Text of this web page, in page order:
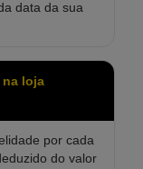
data da sua
loja
por cada
do valor